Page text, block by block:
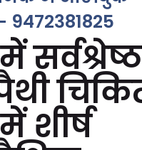
सर्वश्रेष्ठ
शीर्ष